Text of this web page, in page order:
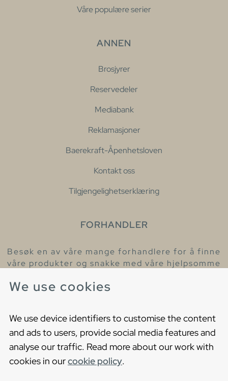
We use cookies
We use device identifiers to customise the content
and ads to users, provide social media features and
analyse our traffic. Read more about our work with
cookies in ourcookie policy.
Våre populære serier
ANNEN
Brosjyrer
Reservedeler
Mediabank
Reklamasjoner
Baerekraft-Åpenhetsloven
Kontakt oss
Tilgjengelighetserklæring
FORHANDLER
Besøk en av våre mange forhandlere for å finne
våre produkter og snakke med våre hjelpsomme